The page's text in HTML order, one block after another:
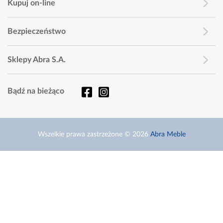
Kupuj on-line
Bezpieczeństwo
Sklepy Abra S.A.
Bądź na bieżąco
Wszelkie prawa zastrzeżone © 2026 Abra Meble